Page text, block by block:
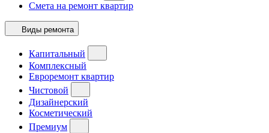
Смета на ремонт квартир
Виды ремонта
Капитальный
Комплексный
Евроремонт квартир
Чистовой
Дизайнерский
Косметический
Премиум